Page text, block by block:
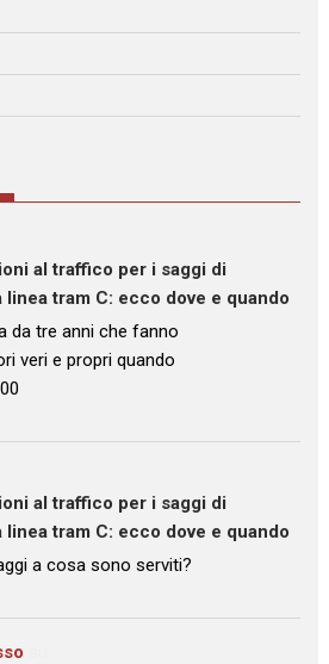
al traffico per i saggi di
tram C: ecco dove e quando
da tre anni che fanno
veri e propri quando
al traffico per i saggi di
tram C: ecco dove e quando
a cosa sono serviti?